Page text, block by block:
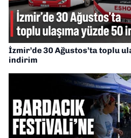
İzmir’de 30 Ağustos’ta toplu
indirim